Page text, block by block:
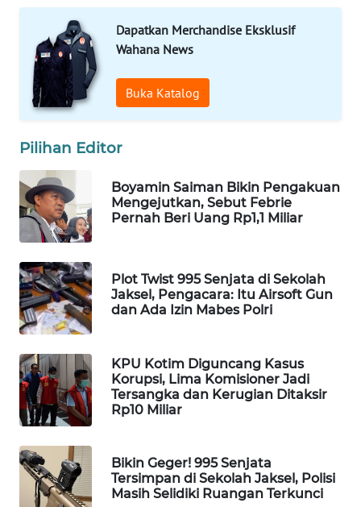
Dapatkan Merchandise Eksklusif
Wahana News
Buka Katalog
Pilihan Editor
Boyamin Saiman Bikin Pengakuan
Mengejutkan, Sebut Febrie
Pernah Beri Uang Rp1,1 Miliar
Plot Twist 995 Senjata di Sekolah
Jaksel, Pengacara: Itu Airsoft Gun
dan Ada Izin Mabes Polri
KPU Kotim Diguncang Kasus
Korupsi, Lima Komisioner Jadi
Tersangka dan Kerugian Ditaksir
Rp10 Miliar
Bikin Geger! 995 Senjata
Tersimpan di Sekolah Jaksel, Polisi
Masih Selidiki Ruangan Terkunci
WAHANA
OTOMOTIF
WAHANA
HEALTH
DESA
WISATA
LAPAK
Wahana
Network
KONSUMEN
LISTRIK
MASYARAKAT
WALINKI
ID